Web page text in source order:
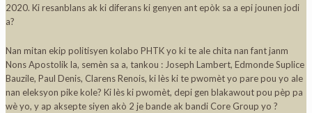
2020. Ki resanblans ak ki diferans ki genyen ant epòk sa a epi jounen jodi
a?
Nan mitan ekip politisyen kolabo PHTK yo ki te ale chita nan fant janm
Nons Apostolik la, semèn sa a, tankou : Joseph Lambert, Edmonde Suplice
Bauzile, Paul Denis, Clarens Renois, ki lès ki te pwomèt yo pare pou yo ale
nan eleksyon pike kole? Ki lès ki pwomèt, depi gen blakawout pou pèp pa
wè yo, y ap aksepte siyen akò 2 je bande ak bandi Core Group yo ?